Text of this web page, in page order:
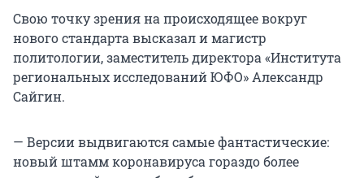
Свою точку зрения на происходящее вокруг
нового стандарта высказал и магистр
политологии, заместитель директора «Института
региональных исследований ЮФО» Александр
Сайгин.
— Версии выдвигаются самые фантастические:
новый штамм коронавируса гораздо более